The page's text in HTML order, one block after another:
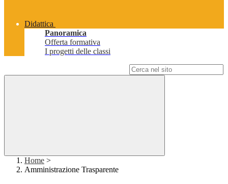
Didattica
Panoramica
Offerta formativa
I progetti delle classi
Home >
Amministrazione Trasparente